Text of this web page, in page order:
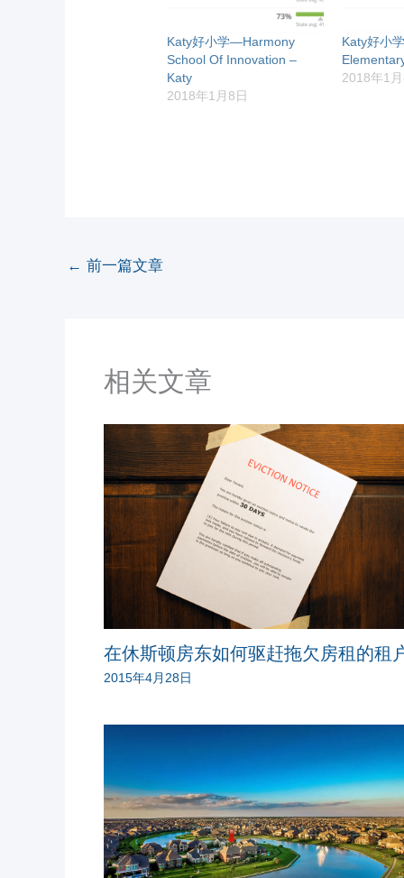
Katy好小学—Harmony
School Of Innovation –
Katy
2018年1月8日
Katy好小
2018年1
← 前一篇文章
相关文章
在休斯顿房东如何驱赶拖欠房租的租
2015年4月28日